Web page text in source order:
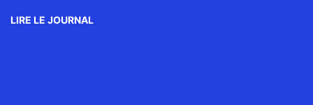
LIRE LE JOURNAL